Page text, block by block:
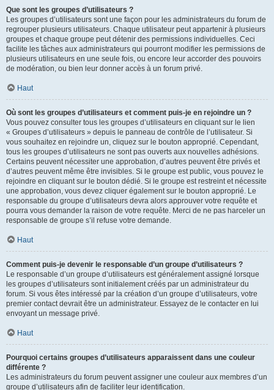
Que sont les groupes d’utilisateurs ?
Les groupes d’utilisateurs sont une façon pour les administrateurs du forum de
regrouper plusieurs utilisateurs. Chaque utilisateur peut appartenir à plusieurs
groupes et chaque groupe peut détenir des permissions individuelles. Ceci
facilite les tâches aux administrateurs qui pourront modifier les permissions de
plusieurs utilisateurs en une seule fois, ou encore leur accorder des pouvoirs
de modération, ou bien leur donner accès à un forum privé.
Haut
Où sont les groupes d’utilisateurs et comment puis-je en rejoindre un ?
Vous pouvez consulter tous les groupes d’utilisateurs en cliquant sur le lien
« Groupes d’utilisateurs » depuis le panneau de contrôle de l’utilisateur. Si
vous souhaitez en rejoindre un, cliquez sur le bouton approprié. Cependant,
tous les groupes d’utilisateurs ne sont pas ouverts aux nouvelles adhésions.
Certains peuvent nécessiter une approbation, d’autres peuvent être privés et
d’autres peuvent même être invisibles. Si le groupe est public, vous pouvez le
rejoindre en cliquant sur le bouton dédié. Si le groupe est restreint et nécessite
une approbation, vous devez cliquer également sur le bouton approprié. Le
responsable du groupe d’utilisateurs devra alors approuver votre requête et
pourra vous demander la raison de votre requête. Merci de ne pas harceler un
responsable de groupe s’il refuse votre demande.
Haut
Comment puis-je devenir le responsable d’un groupe d’utilisateurs ?
Le responsable d’un groupe d’utilisateurs est généralement assigné lorsque
les groupes d’utilisateurs sont initialement créés par un administrateur du
forum. Si vous êtes intéressé par la création d’un groupe d’utilisateurs, votre
premier contact devrait être un administrateur. Essayez de le contacter en lui
envoyant un message privé.
Haut
Pourquoi certains groupes d’utilisateurs apparaissent dans une couleur
différente ?
Les administrateurs du forum peuvent assigner une couleur aux membres d’un
groupe d’utilisateurs afin de faciliter leur identification.